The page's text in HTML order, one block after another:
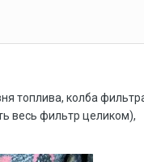
топлива, колба
весь фильтр целиком),